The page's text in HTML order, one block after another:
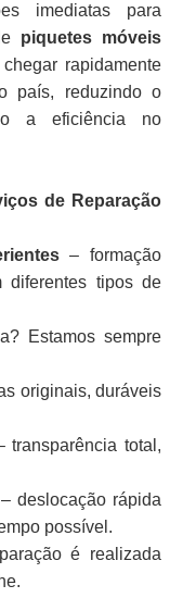
imediatas para
piquetes móveis
rapidamente
país, reduzindo o
a eficiência no
de Reparação
– formação
diferentes tipos de
Estamos sempre
originais, duráveis
transparência total,
– deslocação rápida
possível.
é realizada